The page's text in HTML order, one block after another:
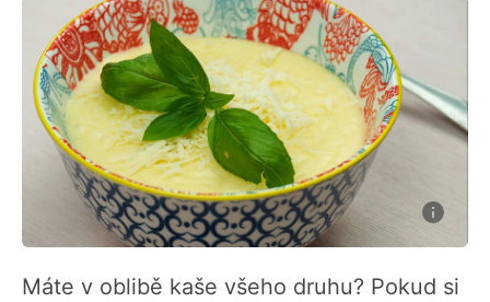
Máte v oblibě kaše všeho druhu? Pokud si